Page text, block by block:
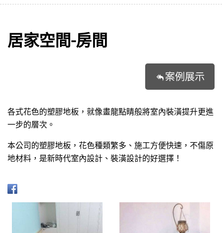
居家空間-房間
案例展示
各式花色的塑膠地板，就像畫龍點睛般將室內裝潢提升更進
一步的層次。
本公司的塑膠地板，花色種類繁多、施工方便快速，不傷原
地材料，是新時代室內設計、裝潢設計的好選擇！